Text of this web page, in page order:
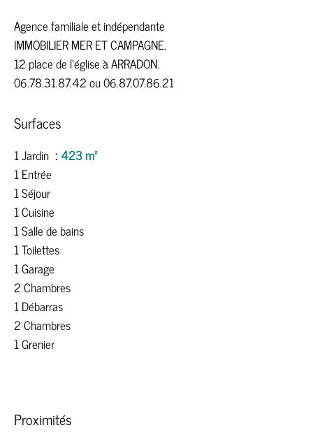
Agence familiale et indépendante
IMMOBILIER MER ET CAMPAGNE,
12 place de l'église à ARRADON.
06.78.31.87.42 ou 06.87.07.86.21
Surfaces
1 Jardin
423 m²
1 Entrée
1 Séjour
1 Cuisine
1 Salle de bains
1 Toilettes
1 Garage
2 Chambres
1 Débarras
2 Chambres
1 Grenier
Proximités